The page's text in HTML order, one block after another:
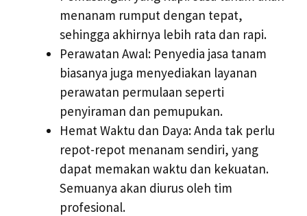
menanam rumput dengan tepat,
sehingga akhirnya lebih rata dan rapi.
Perawatan Awal: Penyedia jasa tanam
biasanya juga menyediakan layanan
perawatan permulaan seperti
penyiraman dan pemupukan.
Hemat Waktu dan Daya: Anda tak perlu
repot-repot menanam sendiri, yang
dapat memakan waktu dan kekuatan.
Semuanya akan diurus oleh tim
profesional.